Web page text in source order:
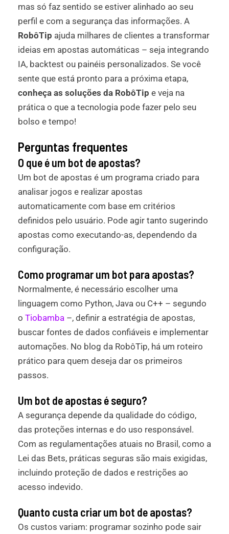
mas só faz sentido se estiver alinhado ao seu
perfil e com a segurança das informações. A
RobôTip ajuda milhares de clientes a transformar
ideias em apostas automáticas – seja integrando
IA, backtest ou painéis personalizados. Se você
sente que está pronto para a próxima etapa,
conheça as soluções da RobôTip e veja na
prática o que a tecnologia pode fazer pelo seu
bolso e tempo!
Perguntas frequentes
O que é um bot de apostas?
Um bot de apostas é um programa criado para
analisar jogos e realizar apostas
automaticamente com base em critérios
definidos pelo usuário. Pode agir tanto sugerindo
apostas como executando-as, dependendo da
configuração.
Como programar um bot para apostas?
Normalmente, é necessário escolher uma
linguagem como Python, Java ou C++ – segundo
o Tiobamba –, definir a estratégia de apostas,
buscar fontes de dados confiáveis e implementar
automações. No blog da RobôTip, há um roteiro
prático para quem deseja dar os primeiros
passos.
Um bot de apostas é seguro?
A segurança depende da qualidade do código,
das proteções internas e do uso responsável.
Com as regulamentações atuais no Brasil, como a
Lei das Bets, práticas seguras são mais exigidas,
incluindo proteção de dados e restrições ao
acesso indevido.
Quanto custa criar um bot de apostas?
Os custos variam: programar sozinho pode sair